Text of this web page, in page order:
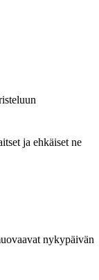
ja ehkäiset ne
nykypäivän